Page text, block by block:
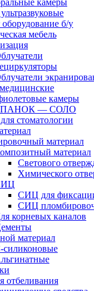
камеры
б/у
мебель
камеры
ПАНОК — СОЛО
стоматологии
материал
материал
Светового
Химического
СИЦ для
СИЦ
корневых каналов
материал
силиконовые
отбеливания